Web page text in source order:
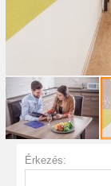
Érkezés: